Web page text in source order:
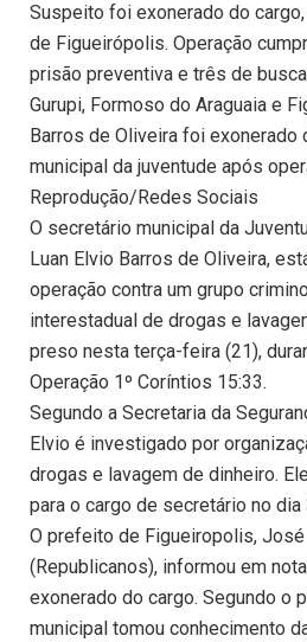
Suspeito foi exonerado do
de Figueirópolis. Operação
prisão preventiva e três de
Gurupi, Formoso do Araguaia e
Barros de Oliveira foi exonerado
municipal da juventude após
Reprodução/Redes Sociais
O secretário municipal da
Luan Elvio Barros de Oliveira,
operação contra um grupo
interestadual de drogas e
preso nesta terça-feira (21),
Operação 1º Coríntios 15:33.
Segundo a Secretaria da
Elvio é investigado por
drogas e lavagem de dinheiro.
para o cargo de secretário no
O prefeito de Figueiropolis, José
(Republicanos), informou em
exonerado do cargo. Segundo o
municipal tomou conhecimento